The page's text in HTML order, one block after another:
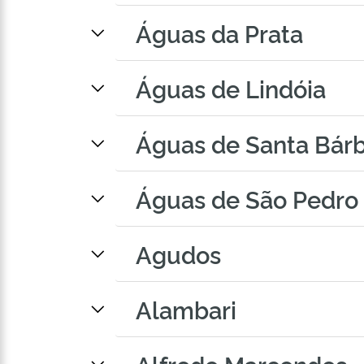
Águas da Prata
Águas de Lindóia
Águas de Santa
Águas de São Pedro
Agudos
Alambari